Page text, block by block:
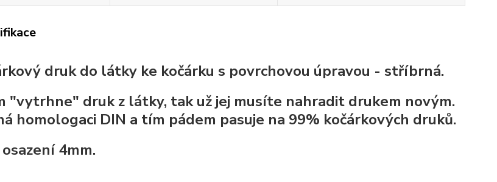
druk do látky ke kočárku s povrchovou úpravou - stříbrná.
"vytrhne" druk z látky, tak už jej musíte nahradit drukem novým.
homologaci DIN a tím pádem pasuje na 99% kočárkových druků.
4mm.